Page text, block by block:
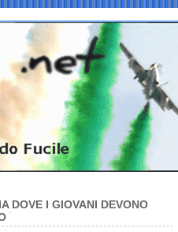
DOVE I GIOVANI DEVONO